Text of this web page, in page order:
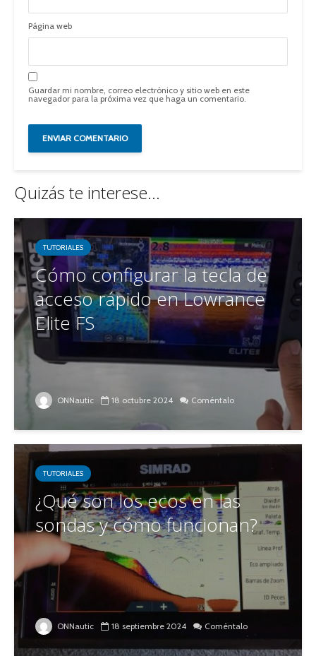
Página web
Guardar mi nombre, correo electrónico y sitio web en este
navegador para la próxima vez que haga un comentario.
Quizás te interese...
TUTORIALES
Cómo configurar la tecla de
acceso rápido en Lowrance
Elite FS
ONNautic 18 octubre 2024 Coméntalo
TUTORIALES
¿Qué son los ecos en las
sondas y cómo funcionan?
ONNautic 18 septiembre 2024 Coméntalo